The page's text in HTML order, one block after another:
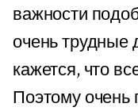
важности
очень трудные
кажется, что
Поэтому очень